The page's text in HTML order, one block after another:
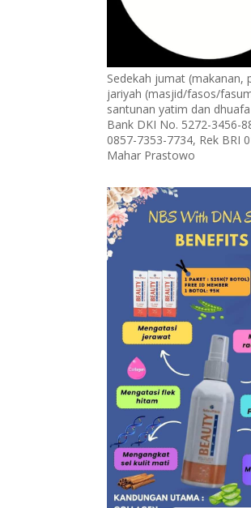
Sedekah jumat (makanan,
jariyah (masjid/fasos/
santunan yatim dan
Bank DKI No. 5272-3456-
0857-7353-7734, Rek BRI
Mahar Prastowo